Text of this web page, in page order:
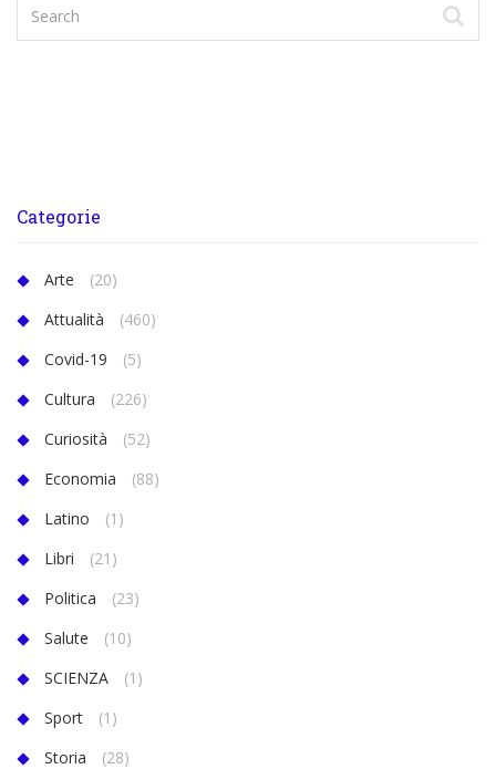
Categorie
Arte
(20)
Attualità
(460)
Covid-19
(5)
Cultura
(226)
Curiosità
(52)
Economia
(88)
Latino
(1)
Libri
(21)
Politica
(23)
Salute
(10)
SCIENZA
(1)
Sport
(1)
Storia
(28)